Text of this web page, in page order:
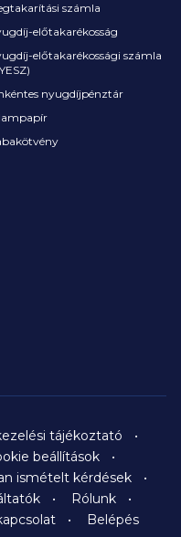
számla
előtakarékosság
előtakarékossági számla
nyugdíjpénztár
tájékoztató
beállítások
ismételt kérdések
Rólunk
Belépés